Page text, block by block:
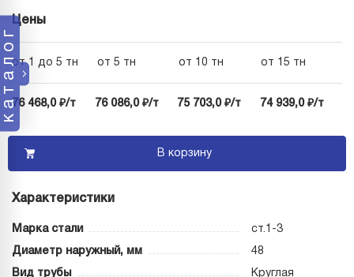
каталог
Цены
от 1 до 5 тн от 5 тн от 10 тн от 15 тн
76 468,0 ₽/т 76 086,0 ₽/т 75 703,0 ₽/т 74 939,0 ₽/т
В корзину
Характеристики
Марка стали ст.1-3
Диаметр наружный, мм 48
Вид трубы
Круглая